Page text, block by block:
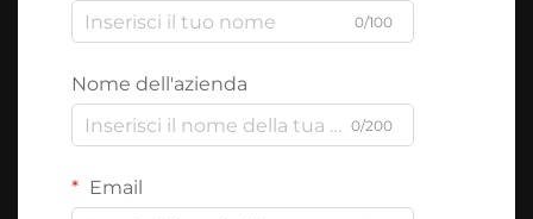
0/100
Nome dell'azienda
0/200
Email